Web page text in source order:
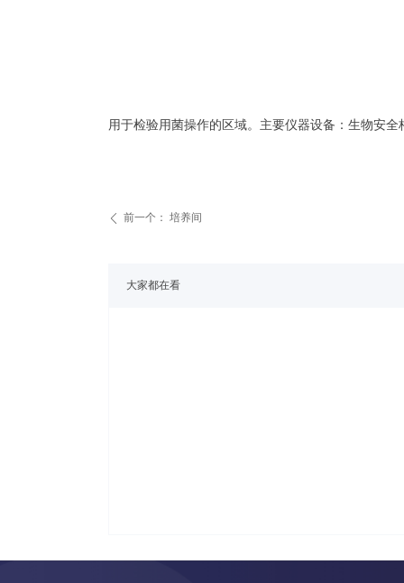
大家都在看
ꄴ 前一个： 培养间
用于检验用菌操作的区域。主要仪器设备：生物安全